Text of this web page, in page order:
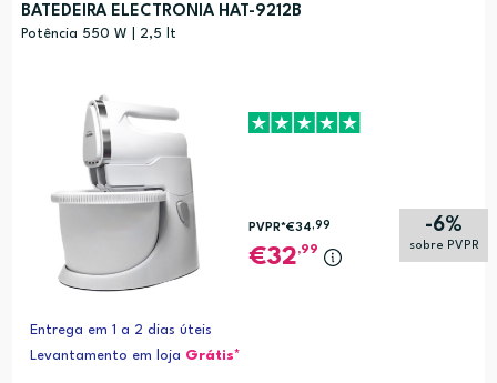
BATEDEIRA ELECTRONIA HAT-9212B
Potência 550 W | 2,5 lt
-6%
sobre PVPR
PVPR*€34,99
32,99
Entrega em 1 a 2 dias úteis
Levantamento em loja Grátis*